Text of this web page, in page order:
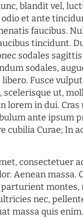
blandit vel,
et ante
faucibus.
tincidunt.
sodales sagittis
sodales,
Fusce
ut,
lorem in dui.
ante ipsum
cubilia Curae; In
consectetuer
Aenean massa.
nec,
massa quis